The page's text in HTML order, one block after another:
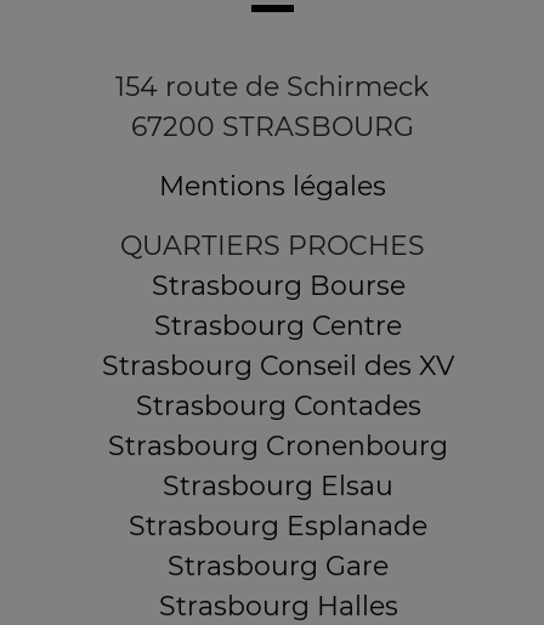
154 route de Schirmeck
67200 STRASBOURG
Mentions légales
QUARTIERS PROCHES
Strasbourg Bourse
Strasbourg Centre
Strasbourg Conseil des XV
Strasbourg Contades
Strasbourg Cronenbourg
Strasbourg Elsau
Strasbourg Esplanade
Strasbourg Gare
Strasbourg Halles